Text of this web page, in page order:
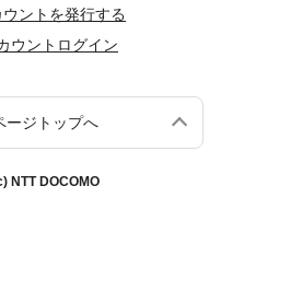
ントを発行する
ウントログイン
ージトップへ
NTT DOCOMO